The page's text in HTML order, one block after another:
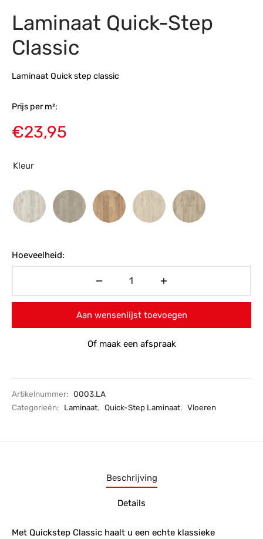
Laminaat Quick-Step
Classic
Laminaat Quick step classic
Prijs per m²:
€23,95
Kleur
Hoeveelheid:
Aan wensenlijst toevoegen
Of maak een afspraak
Artikelnummer: 0003.LA
Categorieën:
Laminaat, Quick-Step Laminaat, Vloeren
Beschrijving
Details
Met Quickstep Classic haalt u een echte klassieke
Toonmodellen
toonmodel
PVC
PVC
en montageservice